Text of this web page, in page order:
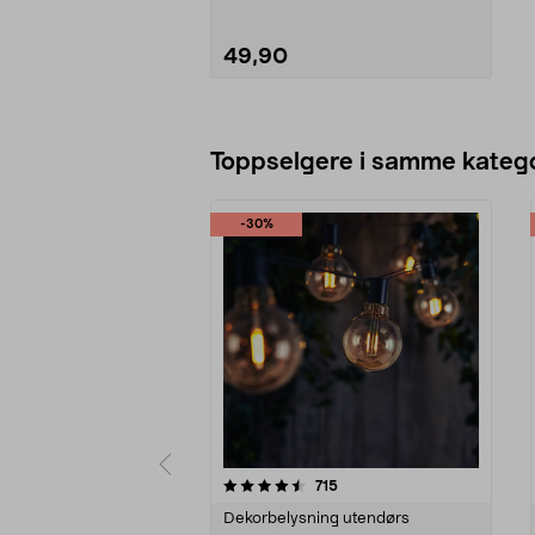
49,90
Toppselgere i samme
-30%
715anmeldelser
Dekorbelysning utendørs
4.5 av 5 stjerner